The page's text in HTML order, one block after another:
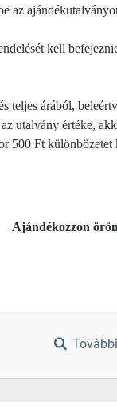
az
kell
teljes árából,
utalvány értéke,
500 Ft
Ajándékozzon